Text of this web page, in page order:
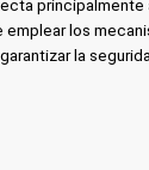
principalmente
los
la